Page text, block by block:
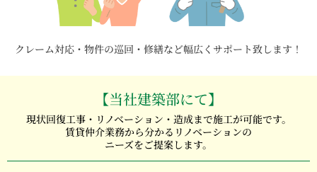
クレーム対応・物件の巡回・修繕など幅広くサポート致します！
【当社建築部にて】
現状回復工事・リノベーション・造成まで施工が可能です。
賃貸仲介業務から分かるリノベーションの
ニーズをご提案します。